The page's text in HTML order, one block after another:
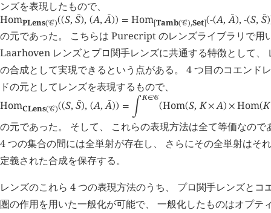
ンズを表現したもので、
HomPLens(󰒚)((S, 󰔄
S), (A, 󰔄
A)) = Hom [Tamb(󰒚),Set ](-(A, 󰔄
A), -(S, 󰔄
S)
の元であった。 こちらは Purecript のレンズライブラリで用
Laarhoven レンズとプロ関手レンズに共通する特徴として、
の合成として実現できるという点がある。 4 つ目のコエンド
ドの元としてレンズを表現するもので、
HomCLens(󰒚)((S, 󰔄
S), (A, 󰔄
A)) = 󰄵
K∈󰒚
(Hom(S, K × A) × Hom(K
の元であった。 そして、 これらの表現方法は全て等価なの
4 つの集合の間には全単射が存在し、 さらにその全単射はそ
定義された合成を保存する。
レンズのこれら 4 つの表現方法のうち、 プロ関手レンズとコ
圏の作用を用いた一般化が可能で、 一般化したものはオプテ